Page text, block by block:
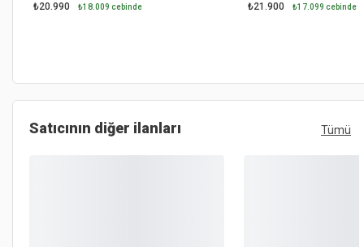
₺20.990 ₺18.009 cebinde
₺21.900
₺17.099 cebinde
Satıcının diğer ilanları Tümü